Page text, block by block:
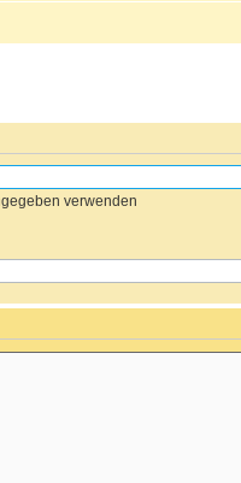
verwenden